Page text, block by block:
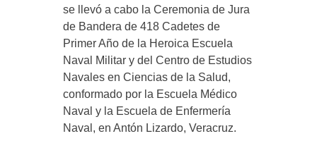
se llevó a cabo la Ceremonia de Jura
de Bandera de 418 Cadetes de
Primer Año de la Heroica Escuela
Naval Militar y del Centro de Estudios
Navales en Ciencias de la Salud,
conformado por la Escuela Médico
Naval y la Escuela de Enfermería
Naval, en Antón Lizardo, Veracruz.